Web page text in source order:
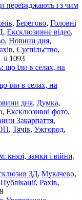
переїжджають і з чим
, Берегово, Головні
, Ексклюзивне відео,
, Новини дня,
, Суспільство,
1093
їли в селах, на
дня, Думка,
, Ексклюзивні фото,
Закарпаття,
, Тячів, Ужгород,
князі, замки і війни,
ЗД, Мукачево,
Публікації, Рахів,